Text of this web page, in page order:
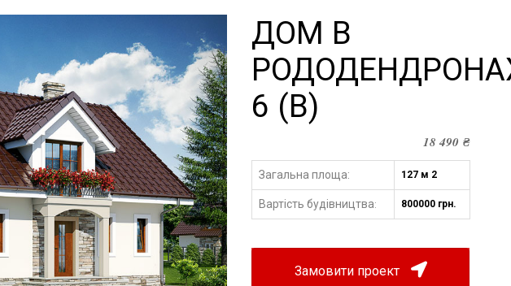
ДОМ В
6 (В)
18 490₴
Загальна площа: 127 м 2
Вартість будівництва: 800000 грн.
Замовити проект